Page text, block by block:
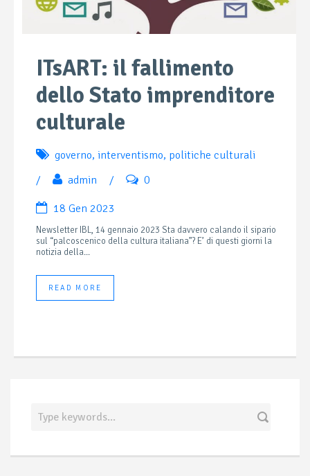
ITsART: il fallimento
dello Stato imprenditore
culturale
governo, interventismo, politiche culturali
/
admin / 0
18 Gen 2023
Newsletter IBL, 14 gennaio 2023 Sta davvero calando il sipario
sul “palcoscenico della cultura italiana”? E’ di questi giorni la
notizia della...
READ MORE